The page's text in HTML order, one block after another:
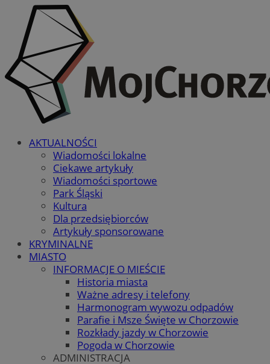
AKTUALNOŚCI
Wiadomości lokalne
Ciekawe artykuły
Wiadomości sportowe
Park Śląski
Kultura
Dla przedsiębiorców
Artykuły sponsorowane
KRYMINALNE
MIASTO
INFORMACJE O MIEŚCIE
Historia miasta
Ważne adresy i telefony
Harmonogram wywozu odpadów
Parafie i Msze Święte w Chorzowie
Rozkłady jazdy w Chorzowie
Pogoda w Chorzowie
ADMINISTRACJA